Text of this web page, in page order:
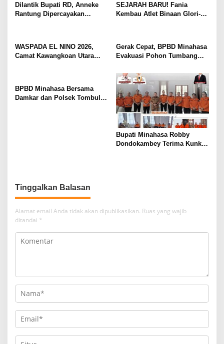
i
s
Dilantik Bupati RD, Anneke
Rantung Dipercayakan
SEJARAH BARU! Fania
Kembau Atlet Binaan Glori-A
WASPADA EL NINO 2026,
Camat Kawangkoan Utara
Gerak Cepat, BPBD Minahasa
Evakuasi Pohon Tumbang
Wewelen Tondano Barat
BPBD Minahasa Bersama
Damkar dan Polsek Tombulu
Bupati Minahasa Robby
Dondokambey Terima Kunker
Tinggalkan Balasan
Alamat email Anda tidak akan dipublikasikan. Ruas yang wajib
ditandai *